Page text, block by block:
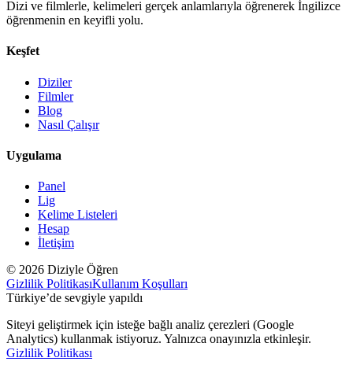
Dizi ve filmlerle, kelimeleri gerçek anlamlarıyla öğrenerek İngilizce
öğrenmenin en keyifli yolu.
Keşfet
Diziler
Filmler
Blog
Nasıl Çalışır
Uygulama
Panel
Lig
Kelime Listeleri
Hesap
İletişim
© 2026 Diziyle Öğren
Gizlilik PolitikasıKullanım Koşulları
Türkiye’de sevgiyle yapıldı
Siteyi geliştirmek için isteğe bağlı analiz çerezleri (Google
Analytics) kullanmak istiyoruz. Yalnızca onayınızla etkinleşir.
Gizlilik Politikası